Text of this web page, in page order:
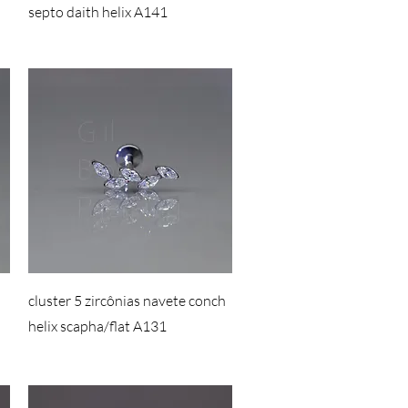
septo daith helix A141
cluster 5 zircônias navete conch
helix scapha/flat A131